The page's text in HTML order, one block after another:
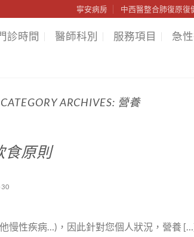
寧安病房 中西醫整合肺復原復
診時間 醫師科別 服務項目 急
CATEGORY ARCHIVES: 營養
食原則
30
慢性疾病…)，因此針對您個人狀況，營養